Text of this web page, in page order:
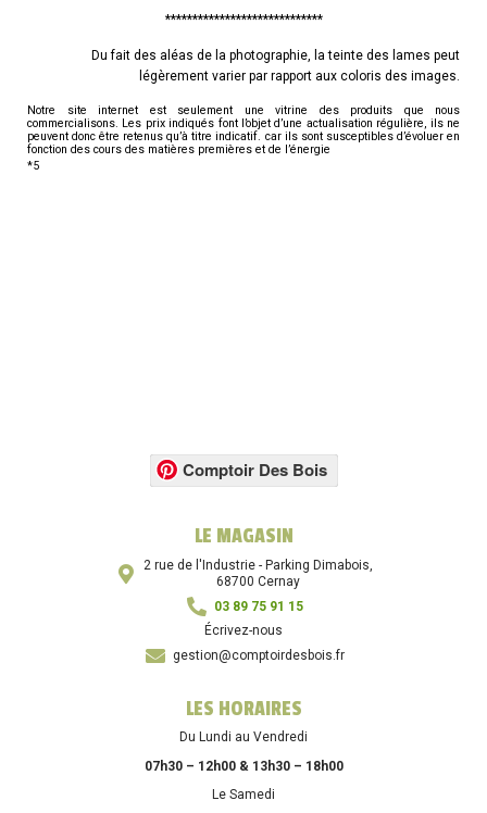
*****************************
Du fait des aléas de la photographie, la teinte des lames peut
légèrement varier par rapport aux coloris des images.
Notre site internet est seulement une vitrine des produits que nous
commercialisons. Les prix indiqués font l’objet d’une actualisation régulière, ils ne
peuvent donc être retenus qu’à titre indicatif. car ils sont susceptibles d’évoluer en
fonction des cours des matières premières et de l’énergie
*5
Comptoir Des Bois
LE MAGASIN
2 rue de l'Industrie - Parking Dimabois,
68700 Cernay
03 89 75 91 15
Écrivez-nous
gestion@comptoirdesbois.fr
LES HORAIRES
Du Lundi au Vendredi
07h30 – 12h00 & 13h30 – 18h00
Le Samedi